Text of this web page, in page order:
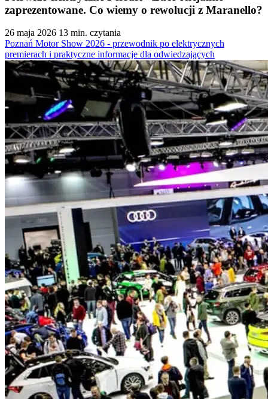
zaprezentowane. Co wiemy o rewolucji z Maranello?
26 maja 2026 13 min. czytania
Poznań Motor Show 2026 - przewodnik po elektrycznych
premierach i praktyczne informacje dla odwiedzających